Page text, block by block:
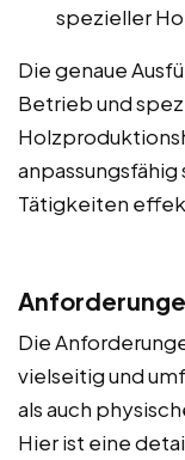
spezieller
Die genaue
Betrieb und
Tätigkeiten
Die
vielseitig und
als auch
Hier ist eine